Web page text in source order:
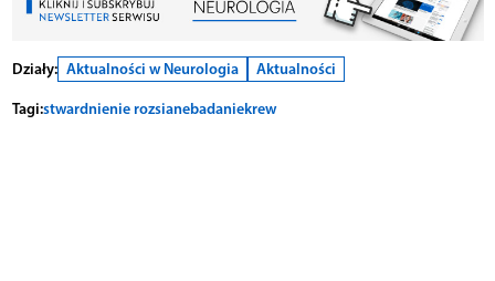
Działy: Aktualności w Neurologia
Aktualności
Tagi:stwardnienie rozsianebadaniekrew